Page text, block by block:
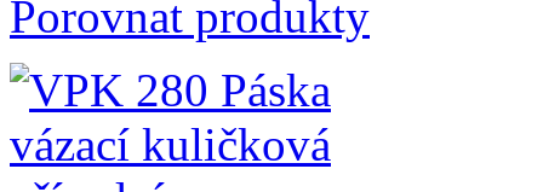
Porovnat produkty